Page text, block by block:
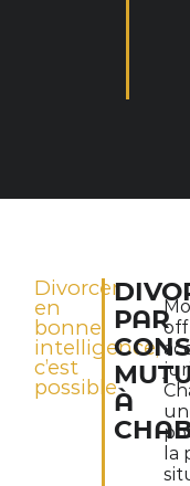
Divorcer
en
bonne
intelligence,
c’est
possible
PAR
À
la